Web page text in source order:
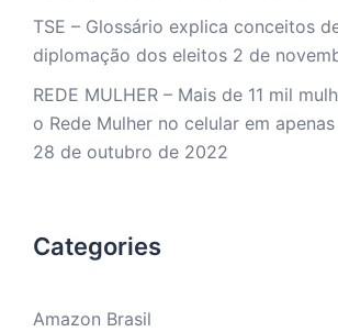
TSE – Glossário explica conceitos
diplomação dos eleitos 2 de
REDE MULHER – Mais de 11 mil
o Rede Mulher no celular em
28 de outubro de 2022
Categories
Amazon Brasil